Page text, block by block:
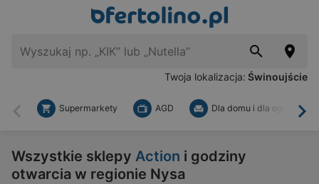
Twoja lokalizacja: Świnoujście
Wstecz
Supermarkety AGD Dla domu i dla ogrodu
Wszystkie sklepy Action i godziny
otwarcia w regionie Nysa